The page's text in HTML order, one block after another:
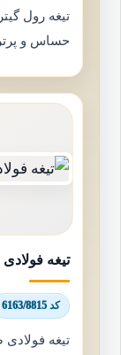
تیغه رول
حساس و
تیغه
کد 6163/8815
تیغه